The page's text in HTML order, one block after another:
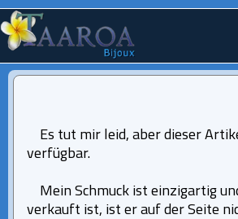
Es tut mir leid, aber dieser
verfügbar.
Mein Schmuck ist einzigartig
verkauft ist, ist er auf der Seite